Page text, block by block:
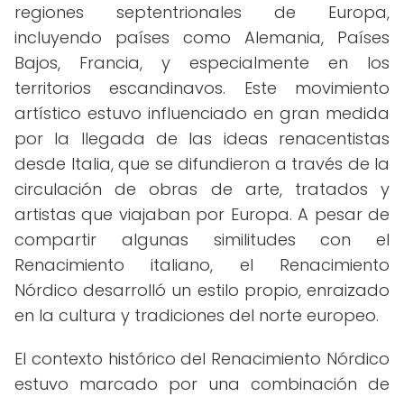
regiones septentrionales de Europa,
incluyendo países como Alemania, Países
Bajos, Francia, y especialmente en los
territorios escandinavos. Este movimiento
artístico estuvo influenciado en gran medida
por la llegada de las ideas renacentistas
desde Italia, que se difundieron a través de la
circulación de obras de arte, tratados y
artistas que viajaban por Europa. A pesar de
compartir algunas similitudes con el
Renacimiento italiano, el Renacimiento
Nórdico desarrolló un estilo propio, enraizado
en la cultura y tradiciones del norte europeo.
El contexto histórico del Renacimiento Nórdico
estuvo marcado por una combinación de